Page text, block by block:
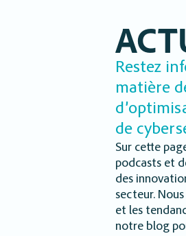
Restez
matière
de
Sur cette
podcasts et
des
secteur.
et les
notre blog